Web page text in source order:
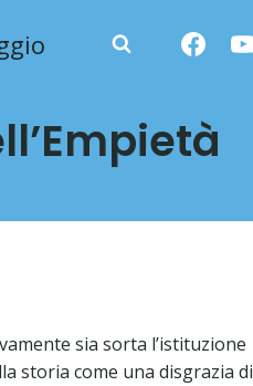
sia sorta l’istituzione
storia come una disgrazia di